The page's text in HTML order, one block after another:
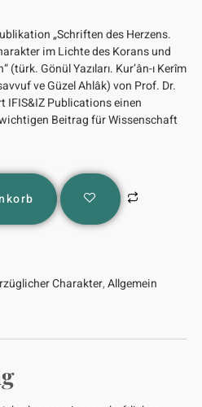
„Schriften des Herzens.
im Lichte des Korans und
Gönül Yazıları. Kur’ân-ı Kerîm
ve Güzel Ahlâk) von Prof. Dr.
IFIS&IZ Publications einen
Beitrag für Wissenschaft
Charakter,Allgemein